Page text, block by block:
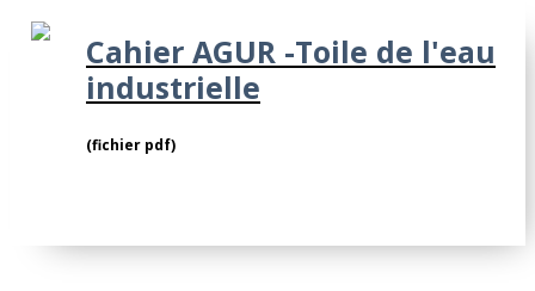
Cahier AGUR -Toile de l'eau
industrielle
(fichier pdf)